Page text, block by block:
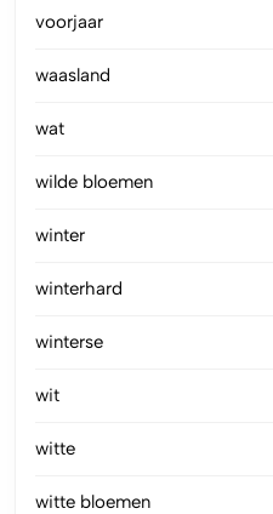
voorjaar
waasland
wat
wilde bloemen
winter
winterhard
winterse
wit
witte
witte bloemen